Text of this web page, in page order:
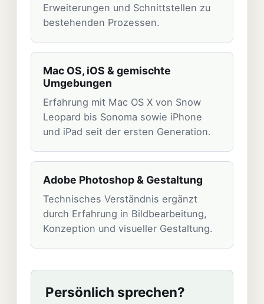
Erweiterungen und Schnittstellen zu
bestehenden Prozessen.
Mac OS, iOS & gemischte
Umgebungen
Erfahrung mit Mac OS X von Snow
Leopard bis Sonoma sowie iPhone
und iPad seit der ersten Generation.
Adobe Photoshop & Gestaltung
Technisches Verständnis ergänzt
durch Erfahrung in Bildbearbeitung,
Konzeption und visueller Gestaltung.
Persönlich sprechen?